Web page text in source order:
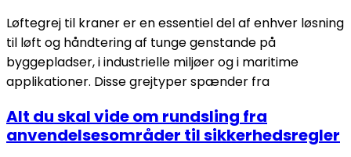
Løftegrej til kraner er en essentiel del af enhver løsning
til løft og håndtering af tunge genstande på
byggepladser, i industrielle miljøer og i maritime
applikationer. Disse grejtyper spænder fra
Alt du skal vide om rundsling fra
anvendelsesområder til sikkerhedsregler